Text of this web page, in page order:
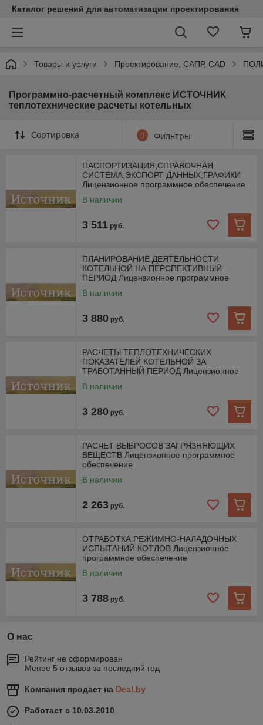
Каталог решений для автоматизации проектирования
Товары и услуги Проектирование, САПР, CAD
Программно-расчетный комплекс ИСТОЧНИК
теплотехнические расчеты котельных
Сортировка 0 Фильтры
ПАСПОРТИЗАЦИЯ,СПРАВОЧНАЯ
СИСТЕМА,ЭКСПОРТ ДАННЫХ,ГРАФИКИ
Лицензионное программное обеспечение
В наличии
3 511 руб.
ПЛАНИРОВАНИЕ ДЕЯТЕЛЬНОСТИ
КОТЕЛЬНОЙ НА ПЕРСПЕКТИВНЫЙ
ПЕРИОД Лицензионное программное
В наличии
3 880 руб.
РАСЧЕТЫ ТЕПЛОТЕХНИЧЕСКИХ
ПОКАЗАТЕЛЕЙ КОТЕЛЬНОЙ ЗА
ТРАБОТАННЫЙ ПЕРИОД Лицензионное
В наличии
3 280 руб.
РАСЧЕТ ВЫБРОСОВ ЗАГРЯЗНЯЮЩИХ
ВЕЩЕСТВ Лицензионное программное
обеспечение
В наличии
2 263 руб.
ОТРАБОТКА РЕЖИМНО-НАЛАДОЧНЫХ
ИСПЫТАНИЙ КОТЛОВ Лицензионное
программное обеспечение
В наличии
3 788 руб.
О нас
Рейтинг не сформирован
Менее 5 отзывов за последний год
Компания продает на Deal.by
Работает с 10.03.2010